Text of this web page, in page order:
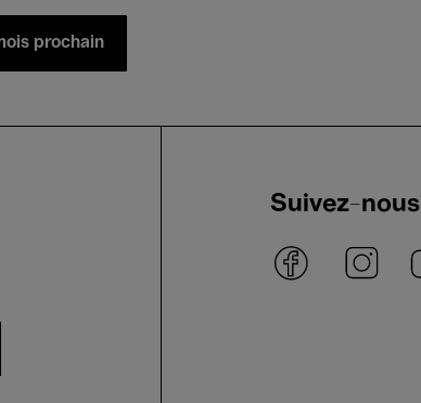
prochain
Suivez-nous